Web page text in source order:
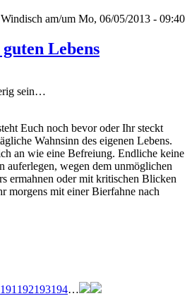
am/um Mo, 06/05/2013 - 09:40
Lebens
sein…
Euch noch bevor oder Ihr steckt
Wahnsinn des eigenen Lebens.
an wie eine Befreiung. Endliche keine
auferlegen, wegen dem unmöglichen
ermahnen oder mit kritischen Blicken
morgens mit einer Bierfahne nach
191 192193194…